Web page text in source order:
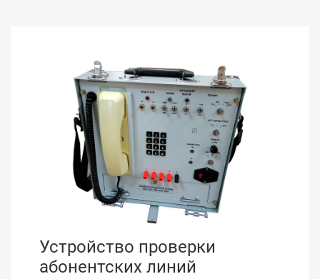
Устройство проверки
абонентских линий